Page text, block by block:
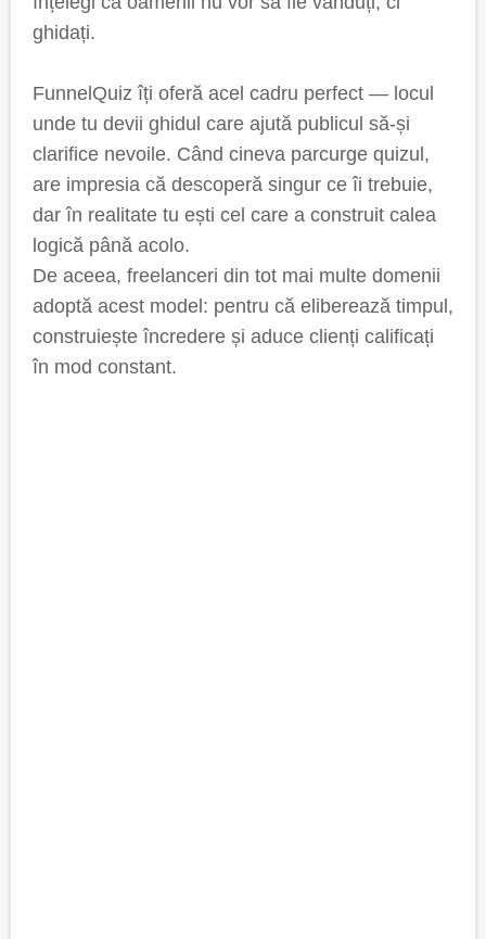
ghidați.
FunnelQuiz îți oferă acel cadru perfect — locul
unde tu devii ghidul care ajută publicul să-și
clarifice nevoile. Când cineva parcurge quizul,
are impresia că descoperă singur ce îi trebuie,
dar în realitate tu ești cel care a construit calea
logică până acolo.
De aceea, freelanceri din tot mai multe domenii
adoptă acest model: pentru că eliberează timpul,
construiește încredere și aduce clienți calificați
în mod constant.